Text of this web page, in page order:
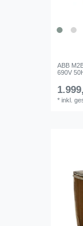
ABB
690V
*inkl.